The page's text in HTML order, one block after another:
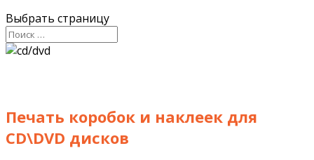
Выбрать страницу
Печать коробок и наклеек для
CD\DVD дисков